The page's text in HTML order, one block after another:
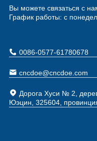
Вы можете связаться с
График работы: с
0086-0577-61780678
cncdoe@cncdoe.com
Дорога Хуси № 2,
Юэцин, 325604,